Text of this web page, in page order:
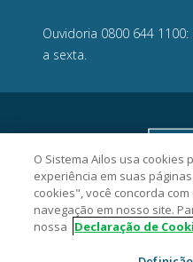
Ouvidoria 0800 644
a sexta.
O Sistema Ailos usa cookies
experiência em suas
cookies", você concorda
navegação em nosso site.
nossa Declaração de